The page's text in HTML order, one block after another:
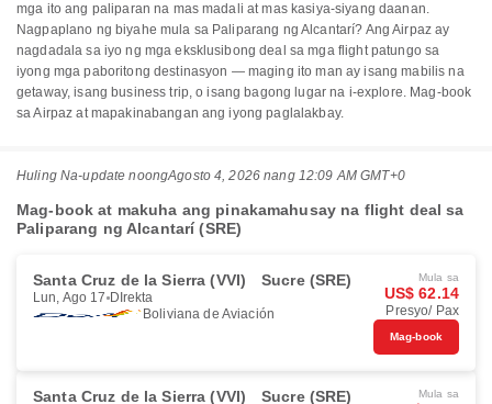
mga ito ang paliparan na mas madali at mas kasiya-siyang daanan.
Nagpaplano ng biyahe mula sa Paliparang ng Alcantarí? Ang Airpaz ay
nagdadala sa iyo ng mga eksklusibong deal sa mga flight patungo sa
iyong mga paboritong destinasyon — maging ito man ay isang mabilis na
getaway, isang business trip, o isang bagong lugar na i-explore. Mag-book
sa Airpaz at mapakinabangan ang iyong paglalakbay.
Huling Na-update noongAgosto 4, 2026 nang 12:09 AM GMT+0
Mag-book at makuha ang pinakamahusay na flight deal sa
Paliparang ng Alcantarí (SRE)
Santa Cruz de la Sierra (VVI) Sucre (SRE)
Lun, Ago 17 DIrekta
Boliviana de Aviación
Mula sa
US$ 62.14
Presyo/ Pax
Mag-book
Santa Cruz de la Sierra (VVI) Sucre (SRE) Mula sa